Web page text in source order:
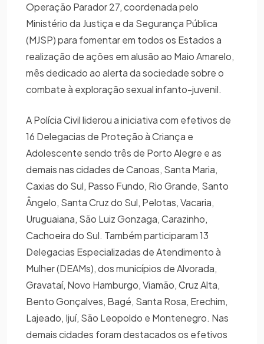
Operação Parador 27, coordenada pelo
Ministério da Justiça e da Segurança Pública
(MJSP) para fomentar em todos os Estados a
realização de ações em alusão ao Maio Amarelo,
mês dedicado ao alerta da sociedade sobre o
combate à exploração sexual infanto-juvenil.
A Polícia Civil liderou a iniciativa com efetivos de
16 Delegacias de Proteção à Criança e
Adolescente sendo três de Porto Alegre e as
demais nas cidades de Canoas, Santa Maria,
Caxias do Sul, Passo Fundo, Rio Grande, Santo
Ângelo, Santa Cruz do Sul, Pelotas, Vacaria,
Uruguaiana, São Luiz Gonzaga, Carazinho,
Cachoeira do Sul. Também participaram 13
Delegacias Especializadas de Atendimento à
Mulher (DEAMs), dos municípios de Alvorada,
Gravataí, Novo Hamburgo, Viamão, Cruz Alta,
Bento Gonçalves, Bagé, Santa Rosa, Erechim,
Lajeado, Ijuí, São Leopoldo e Montenegro. Nas
demais cidades foram destacados os efetivos